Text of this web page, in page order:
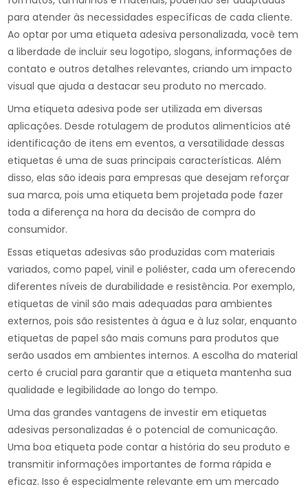
para atender às necessidades específicas de cada cliente.
Ao optar por uma etiqueta adesiva personalizada, você tem
a liberdade de incluir seu logotipo, slogans, informações de
contato e outros detalhes relevantes, criando um impacto
visual que ajuda a destacar seu produto no mercado.
Uma etiqueta adesiva pode ser utilizada em diversas
aplicações. Desde rotulagem de produtos alimentícios até
identificação de itens em eventos, a versatilidade dessas
etiquetas é uma de suas principais características. Além
disso, elas são ideais para empresas que desejam reforçar
sua marca, pois uma etiqueta bem projetada pode fazer
toda a diferença na hora da decisão de compra do
consumidor.
Essas etiquetas adesivas são produzidas com materiais
variados, como papel, vinil e poliéster, cada um oferecendo
diferentes níveis de durabilidade e resistência. Por exemplo,
etiquetas de vinil são mais adequadas para ambientes
externos, pois são resistentes à água e à luz solar, enquanto
etiquetas de papel são mais comuns para produtos que
serão usados em ambientes internos. A escolha do material
certo é crucial para garantir que a etiqueta mantenha sua
qualidade e legibilidade ao longo do tempo.
Uma das grandes vantagens de investir em etiquetas
adesivas personalizadas é o potencial de comunicação.
Uma boa etiqueta pode contar a história do seu produto e
transmitir informações importantes de forma rápida e
eficaz. Isso é especialmente relevante em um mercado